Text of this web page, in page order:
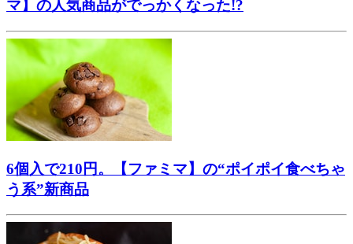
マ】の人気商品がでっかくなった!?
6個入で210円。【ファミマ】の“ポイポイ食べちゃ
う系”新商品